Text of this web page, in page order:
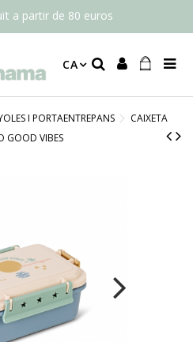
a partir de 80 euros
CA
I PORTAENTREPANS
CAIXETA
GOOD VIBES